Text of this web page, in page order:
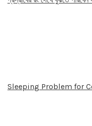
Sleeping Problem for